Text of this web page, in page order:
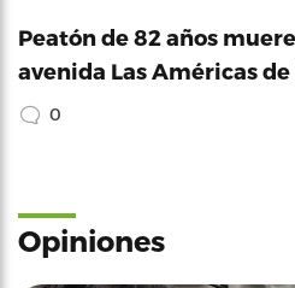
Peatón de 82 años
avenida Las Américas de
0
Opiniones